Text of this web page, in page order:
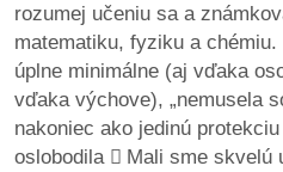
rozumej učeniu sa a
matematiku, fyziku a
úplne minimálne (aj vďaka
vďaka výchove), „nemusela
nakoniec ako jedinú
oslobodila  Mali sme skvelú